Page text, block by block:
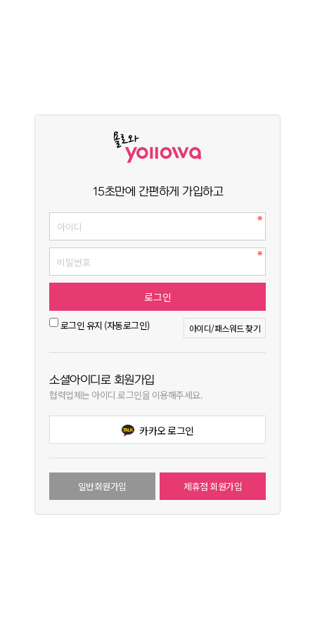
15초만에 간편하게 가입하고
로그인 유지 (자동로그인) 아이디/패스워드 찾기
소셜아이디로 회원가입
협력업체는 아이디 로그인을 이용해주세요.
카카오 로그인
일반회원가입 제휴점 회원가입